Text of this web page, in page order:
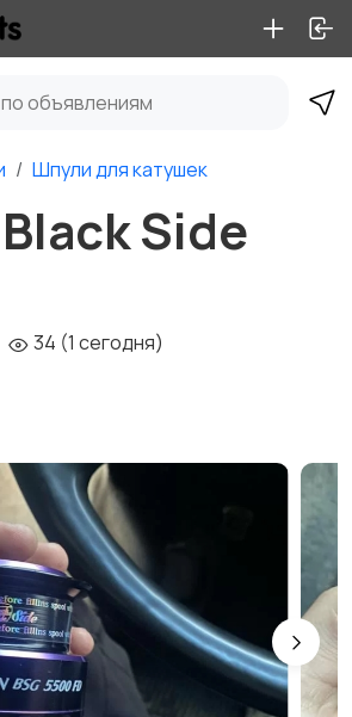
Шпули для катушек
Side
34 (1 сегодня)